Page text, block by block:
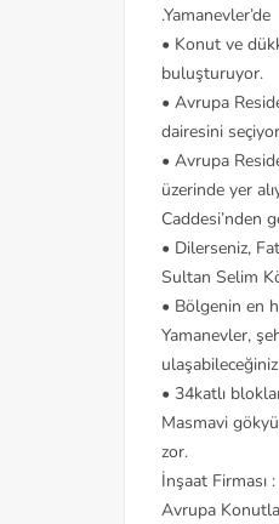
.Yamanevler’de
• Konut ve
buluşturuyor.
• Avrupa
dairesini
• Avrupa
üzerinde yer
Caddesi’nden
• Dilerseniz,
Sultan Selim
• Bölgenin en
Yamanevler,
• 34katlı
Masmavi
zor.
İnşaat Firması :
Avrupa